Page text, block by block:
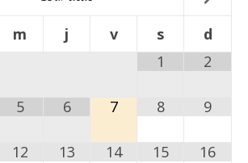
m j v s
d
1
2
5 6 7 8 9
12 13 14 15 16